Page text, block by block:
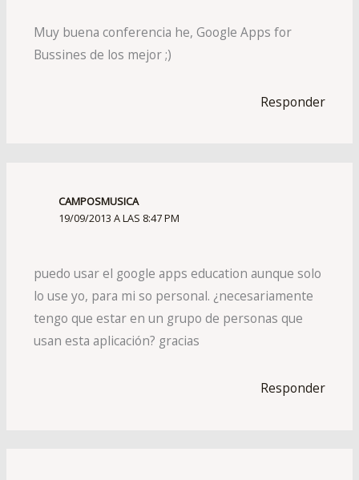
Muy buena conferencia he, Google Apps for
Bussines de los mejor ;)
Responder
CAMPOSMUSICA
19/09/2013 A LAS 8:47 PM
puedo usar el google apps education aunque solo
lo use yo, para mi so personal. ¿necesariamente
tengo que estar en un grupo de personas que
usan esta aplicación? gracias
Responder